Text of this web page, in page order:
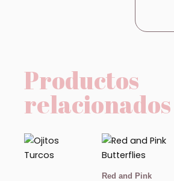
Productos
relacionados
Rango
precios:
$350.00Red and Pink
de